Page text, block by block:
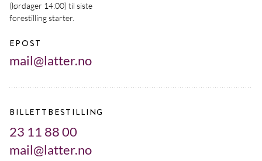
(lørdager 14:00) til siste
forestilling starter.
EPOST
mail@latter.no
BILLETTBESTILLING
23 11 88 00
mail@latter.no